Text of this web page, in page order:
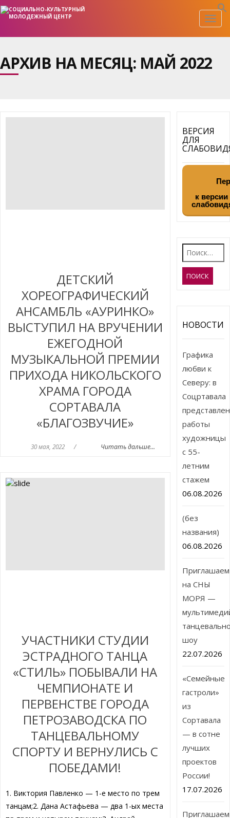
АРХИВ НА МЕСЯЦ: МАЙ 2022
ДЕТСКИЙ
ХОРЕОГРАФИЧЕСКИЙ
АНСАМБЛЬ «АУРИНКО»
ВЫСТУПИЛ НА ВРУЧЕНИИ
ЕЖЕГОДНОЙ
МУЗЫКАЛЬНОЙ ПРЕМИИ
ПРИХОДА НИКОЛЬСКОГО
ХРАМА ГОРОДА
СОРТАВАЛА
«БЛАГОЗВУЧИЕ»
30 мая, 2022 / Читать дальше...
УЧАСТНИКИ СТУДИИ
ЭСТРАДНОГО ТАНЦА
«СТИЛЬ» ПОБЫВАЛИ НА
ЧЕМПИОНАТЕ И
ПЕРВЕНСТВЕ ГОРОДА
ПЕТРОЗАВОДСКА ПО
ТАНЦЕВАЛЬНОМУ
СПОРТУ И ВЕРНУЛИСЬ С
ПОБЕДАМИ!
1. Виктория Павленко — 1-е место по трем
танцам;2. Дана Астафьева — два 1-ых места
ВЕРСИЯ
ДЛЯ
к
Найти:
НОВОСТИ
Графика
любви к
Северу: в
Соцртавала
работы
художницы
с 55-
летним
стажем
06.08.2026
(без
названия)
06.08.2026
Приглашаем
на СНЫ
МОРЯ —
шоу
22.07.2026
«Семейные
гастроли»
из
Сортавала
— в сотне
лучших
проектов
России!
17.07.2026
Приглашаем